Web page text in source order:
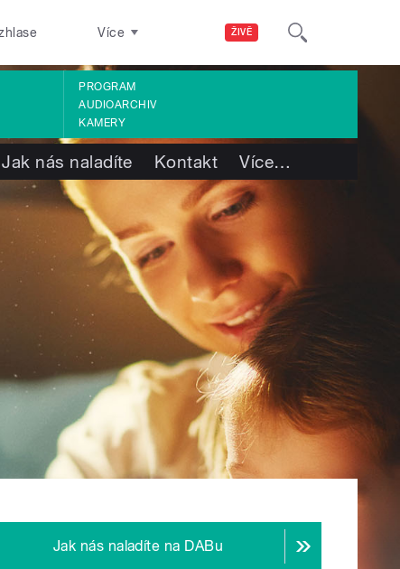
ŽIVĚ
Více
PROGRAM
AUDIOARCHIV
KAMERY
Jak nás naladíte Kontakt Více…
Jak nás naladíte na DABu